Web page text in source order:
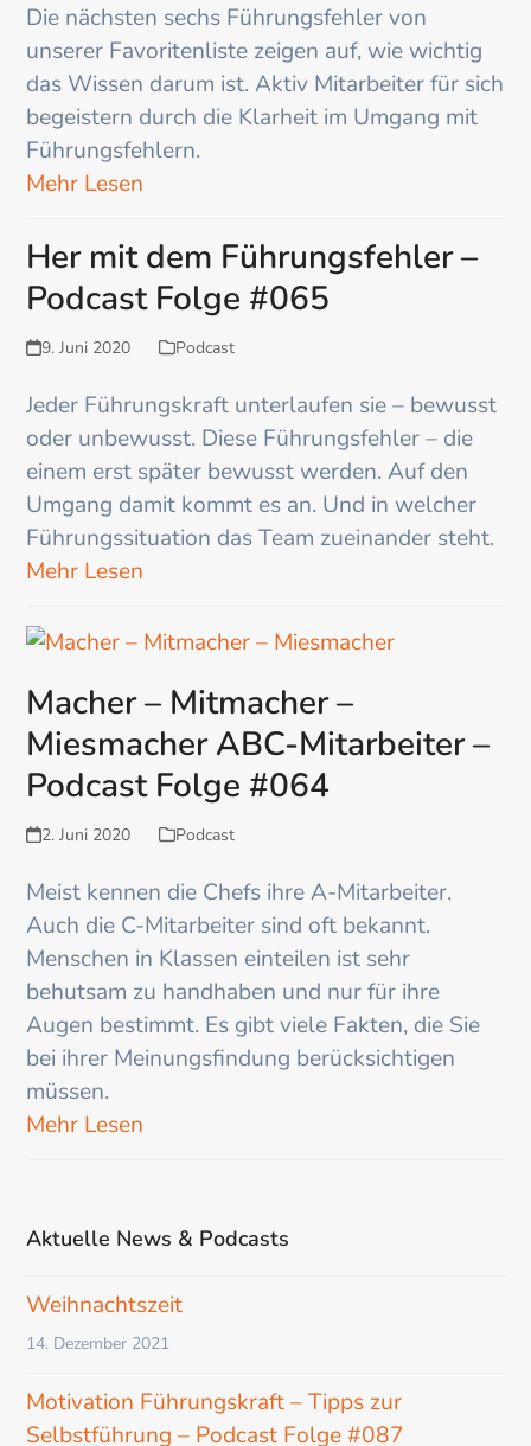
Die nächsten sechs Führungsfehler von
unserer Favoritenliste zeigen auf, wie wichtig
das Wissen darum ist. Aktiv Mitarbeiter für sich
begeistern durch die Klarheit im Umgang mit
Führungsfehlern.
Mehr Lesen
Her mit dem Führungsfehler –
Podcast Folge #065
9. Juni 2020 Podcast
Jeder Führungskraft unterlaufen sie – bewusst
oder unbewusst. Diese Führungsfehler – die
einem erst später bewusst werden. Auf den
Umgang damit kommt es an. Und in welcher
Führungssituation das Team zueinander steht.
Mehr Lesen
Macher – Mitmacher –
Miesmacher ABC-Mitarbeiter –
Podcast Folge #064
2. Juni 2020 Podcast
Meist kennen die Chefs ihre A-Mitarbeiter.
Auch die C-Mitarbeiter sind oft bekannt.
Menschen in Klassen einteilen ist sehr
behutsam zu handhaben und nur für ihre
Augen bestimmt. Es gibt viele Fakten, die Sie
bei ihrer Meinungsfindung berücksichtigen
müssen.
Mehr Lesen
Aktuelle News & Podcasts
Weihnachtszeit
14. Dezember 2021
Motivation Führungskraft – Tipps zur
Selbstführung – Podcast Folge #087